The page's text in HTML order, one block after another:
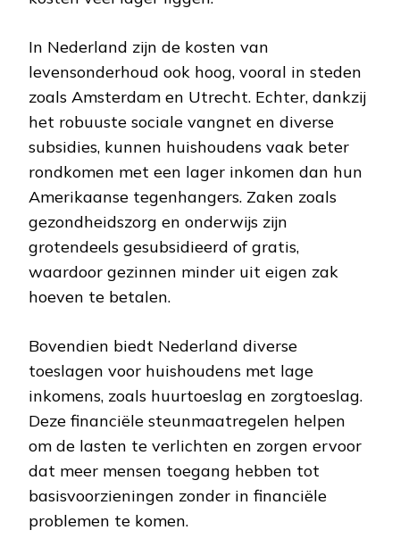
In Nederland zijn de kosten van
levensonderhoud ook hoog, vooral in steden
zoals Amsterdam en Utrecht. Echter, dankzij
het robuuste sociale vangnet en diverse
subsidies, kunnen huishoudens vaak beter
rondkomen met een lager inkomen dan hun
Amerikaanse tegenhangers. Zaken zoals
gezondheidszorg en onderwijs zijn
grotendeels gesubsidieerd of gratis,
waardoor gezinnen minder uit eigen zak
hoeven te betalen.
Bovendien biedt Nederland diverse
toeslagen voor huishoudens met lage
inkomens, zoals huurtoeslag en zorgtoeslag.
Deze financiële steunmaatregelen helpen
om de lasten te verlichten en zorgen ervoor
dat meer mensen toegang hebben tot
basisvoorzieningen zonder in financiële
problemen te komen.